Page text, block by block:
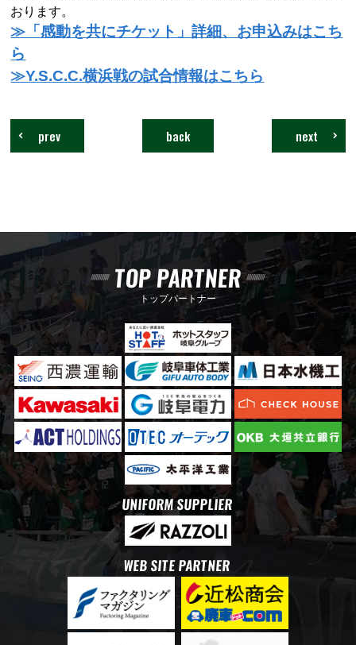
おります。
≫「感動を共にチケット」詳細、お申込みはこち
ら
≫Y.S.C.C.横浜戦の試合情報はこちら
next
back
prev
TOP PARTNER
トップパートナー
UNIFORM SUPPLIER
WEB SITE PARTNER